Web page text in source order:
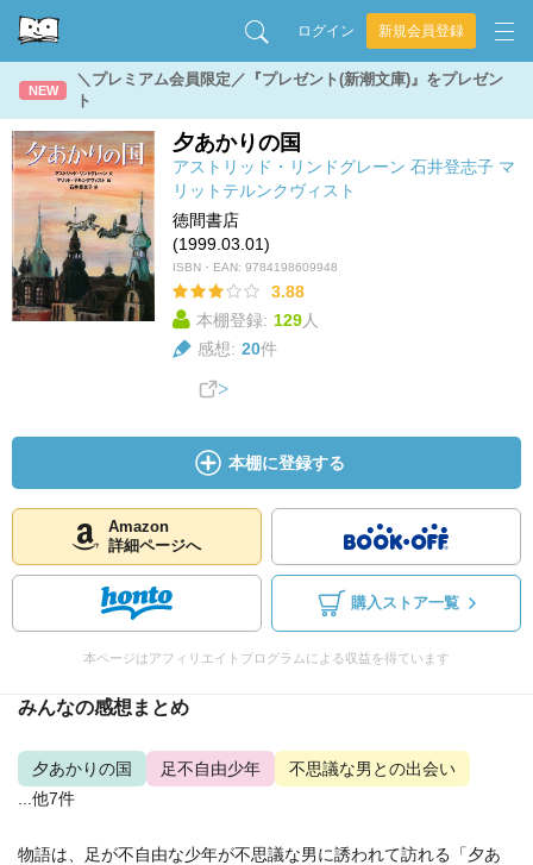
ログイン 新規会員登録
NEW
＼プレミアム会員限定／『プレゼント(新潮文庫)』をプレゼン
ト
夕あかりの国
アストリッド・リンドグレーン 石井登志子 マ
リットテルンクヴィスト
徳間書店
(1999.03.01)
ISBN・EAN: 9784198609948
3.88
本棚登録: 129人
感想: 20件
本棚に登録する
Amazon
詳細ページへ
購入ストア一覧
本ページはアフィリエイトプログラムによる収益を得ています
みんなの感想まとめ
夕あかりの国 足不自由少年
不思議な男との出会い
...他7件
物語は、足が不自由な少年が不思議な男に誘われて訪れる「夕あ